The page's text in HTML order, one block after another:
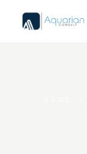
content